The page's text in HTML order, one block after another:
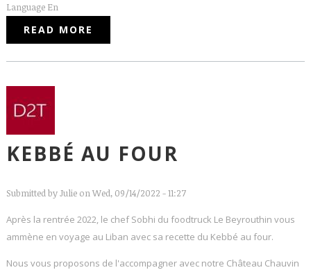
Language En
READ MORE
KEBBÉ AU FOUR
Submitted byJulieon Wed, 09/14/2022 - 11:27
Après la rentrée 2022, le chef Sobhi du foodtruck Le Beyrouthin vous
ammène en voyage au Liban avec sa recette du Kebbé au four.
Nous vous proposons de l'accompagner avec notre Château Chauvin